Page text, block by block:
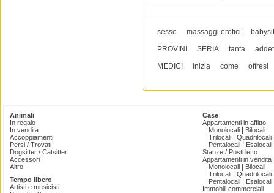
sesso massaggi erotici
PROVINI
SERIA tanta
MEDICI
inizia come offresi
Animali
In regalo
In vendita
Accoppiamenti
Persi / Trovati
Dogsitter / Catsitter
Accessori
Altro
Tempo libero
Artisti e musicisti
Case
Appartamenti in affitto
Monolocali
Bilocali
Trilocali
Quadrilocali
Pentalocali
Esalocali
Stanze / Posti letto
Appartamenti in vendita
Monolocali
Bilocali
Trilocali
Quadrilocali
Pentalocali
Esalocali
Immobili commerciali